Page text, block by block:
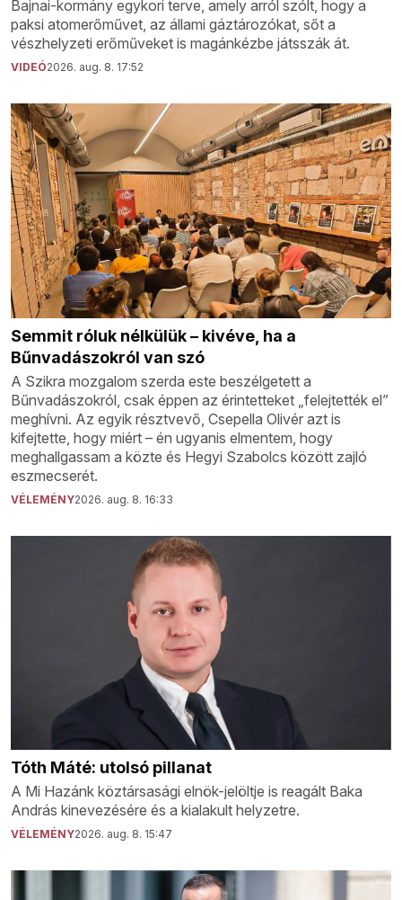
Bajnai-kormány egykori terve, amely arról szólt, hogy a
paksi atomerőművet, az állami gáztározókat, sőt a
vészhelyzeti erőműveket is magánkézbe játsszák át.
VIDEÓ2026. aug. 8. 17:52
Semmit róluk nélkülük – kivéve, ha a
Bűnvadászokról van szó
A Szikra mozgalom szerda este beszélgetett a
Bűnvadászokról, csak éppen az érintetteket „felejtették el”
meghívni. Az egyik résztvevő, Csepella Olivér azt is
kifejtette, hogy miért – én ugyanis elmentem, hogy
meghallgassam a közte és Hegyi Szabolcs között zajló
eszmecserét.
VÉLEMÉNY2026. aug. 8. 16:33
Tóth Máté: utolsó pillanat
A Mi Hazánk köztársasági elnök-jelöltje is reagált Baka
András kinevezésére és a kialakult helyzetre.
VÉLEMÉNY2026. aug. 8. 15:47